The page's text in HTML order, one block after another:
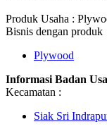
Produk Usaha :
Bisnis dengan produk
Plywood
Informasi Badan
Kecamatan :
Siak Sri